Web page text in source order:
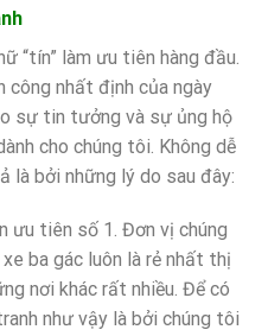
“tín” làm ưu tiên hàng đầu.
công nhất định của ngày
sự tin tưởng và sự ủng hộ
cho chúng tôi. Không dễ
bởi những lý do sau đây:
ưu tiên số 1. Đơn vị chúng
ba gác luôn là rẻ nhất thị
nơi khác rất nhiều. Để có
như vậy là bởi chúng tôi